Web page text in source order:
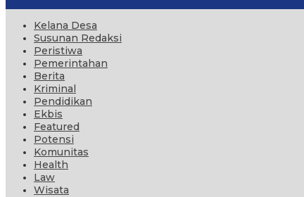
Kelana Desa
Susunan Redaksi
Peristiwa
Pemerintahan
Berita
Kriminal
Pendidikan
Ekbis
Featured
Potensi
Komunitas
Health
Law
Wisata